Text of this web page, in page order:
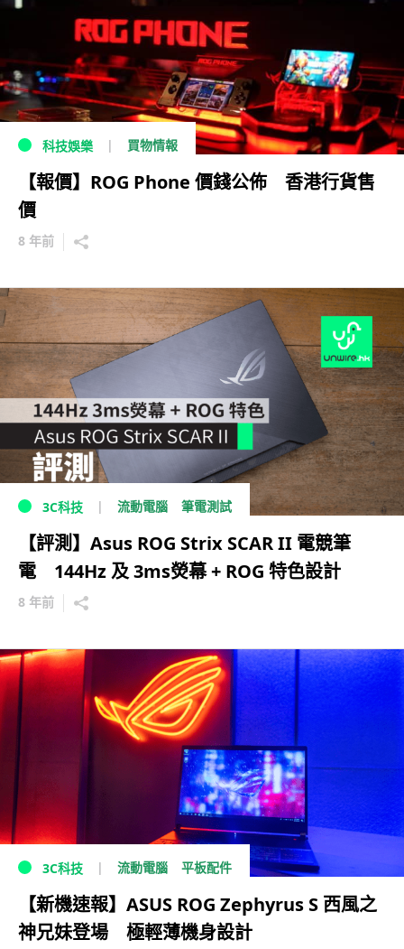
科技娛樂 買物情報
【報價】ROG Phone 價錢公佈 香港行貨售
價
8 年前
3C科技 流動電腦 筆電測試
【評測】Asus ROG Strix SCAR II 電競筆
電 144Hz 及 3ms熒幕 + ROG 特色設計
8 年前
3C科技 流動電腦 平板配件
【新機速報】ASUS ROG Zephyrus S 西風之
神兄妹登場 極輕薄機身設計